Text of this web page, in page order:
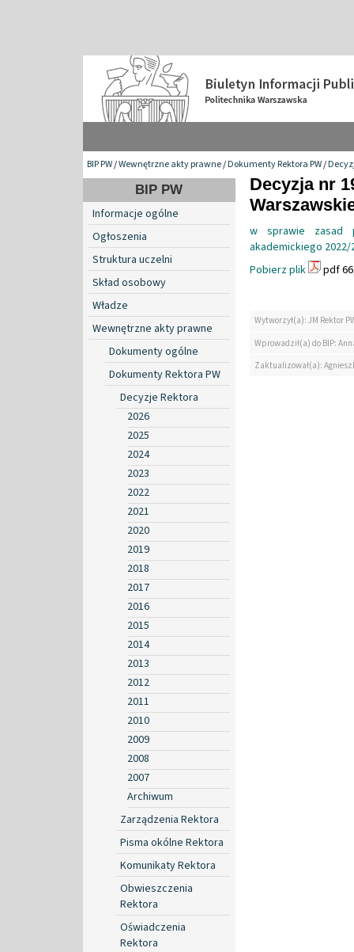
BIP PW/Wewnętrzne akty prawne/Dokumenty Rektora PW/
BIP PW
Informacje ogólne
Ogłoszenia
Struktura uczelni
Skład osobowy
Władze
Wewnętrzne akty prawne
Dokumenty ogólne
Dokumenty Rektora PW
Decyzje Rektora
2026
2025
2024
2023
2022
2021
2020
2019
2018
2017
2016
2015
2014
2013
2012
2011
2010
2009
2008
2007
Archiwum
Zarządzenia Rektora
Pisma okólne Rektora
Komunikaty Rektora
Obwieszczenia
Rektora
Oświadczenia
Rektora
Decyzja nr
w sprawie zasad
akademickiego 2022/
Pobierz plik
pdf
Wytworzył(a): JM Rektor
Wprowadził(a) do BIP:
Zaktualizował(a):